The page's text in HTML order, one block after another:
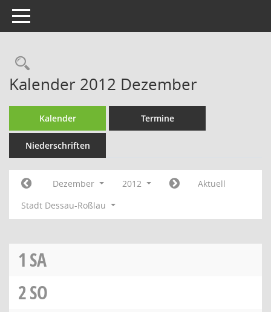
Toggle navigation
Rechercheauswahl
Kalender 2012 Dezember
Kalender Termine
Niederschriften
Dezember 2012
Aktuell
Stadt Dessau-Roßlau
1 SA
2SO